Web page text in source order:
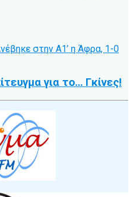
για το… Γκίνες!